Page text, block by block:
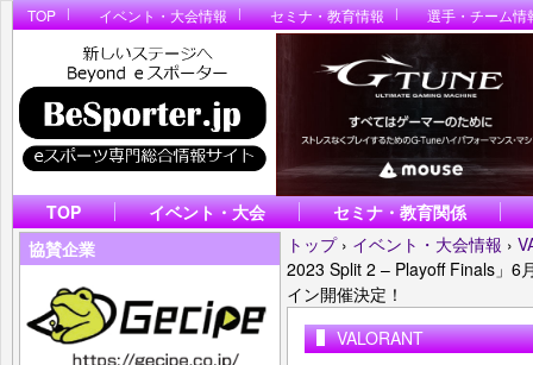
TOP イベント・大会情報 セミナ・教育情報 選手・チーム情
TOP イベント・大会
セミナ・教育関係
協賛企業
トップ › イベント・大会情報 ›
2023 Split 2 – Playoff Finals」6
イン開催決定！
VALORANT